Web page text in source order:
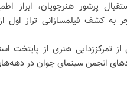
پرشور هنرجویان، ابراز
به کشف فیلمسازانی تراز اول
تمرکززدایی هنری از پایتخت
انجمن سینمای جوان در